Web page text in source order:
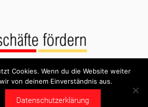
kaufen |Impressum|Datenschutz
Stadtguthaben GmbH
Cookies. Wenn du die Website weiter
von deinem Einverständnis aus.
Datenschutzerklärung